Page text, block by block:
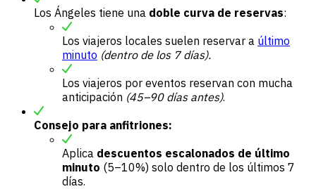
Los Ángeles tiene una doble curva de reservas:
Los viajeros locales suelen reservar a último
minuto (dentro de los 7 días).
Los viajeros por eventos reservan con mucha
anticipación (45–90 días antes).
Consejo para anfitriones:
Aplica descuentos escalonados de último
minuto (5–10%) solo dentro de los últimos 7
días.